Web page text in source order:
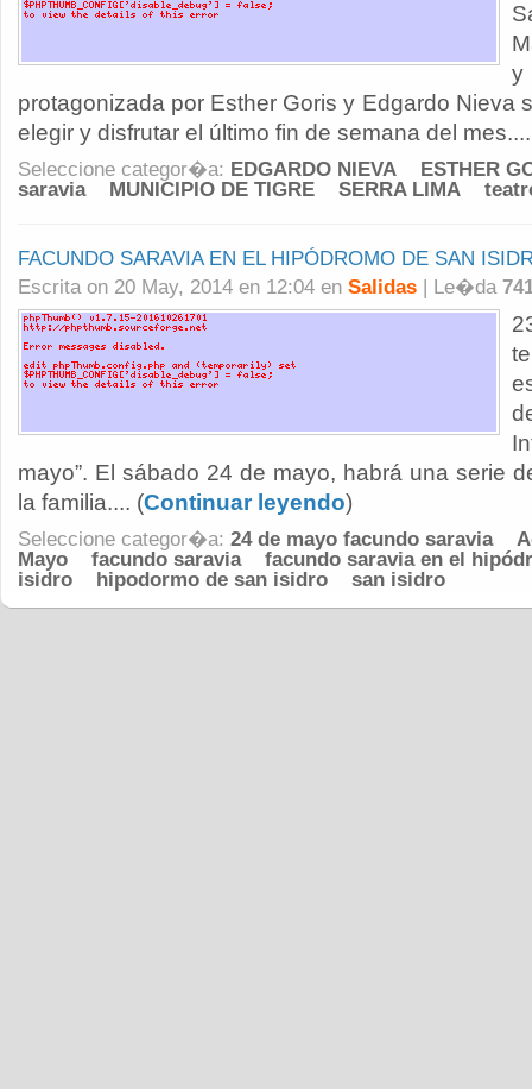
protagonizada por Esther Goris y Edgardo Nieva
elegir y disfrutar el último fin de semana del
Seleccione categor�a: EDGARDO NIEVA
ESTHER
saravia
MUNICIPIO DE TIGRE SERRA LIMA
FACUNDO SARAVIA EN EL HIPÓDROMO DE SAN
Escrita on 20 May, 2014 en 12:04 en Salidas | Le�da
mayo”. El sábado 24 de mayo, habrá una serie
la familia.... (Continuar leyendo)
Seleccione categor�a: 24 de mayo facundo saravia
Mayo
facundo saravia
facundo saravia en el
isidro
hipodormo de san isidro san isidro